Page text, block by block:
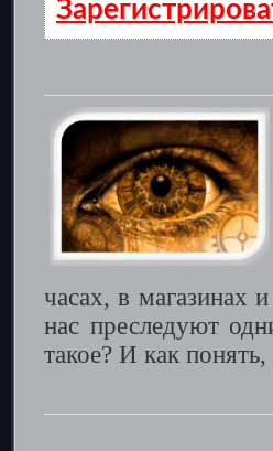
часах, в магазинах
нас преследуют
такое? И как понять,